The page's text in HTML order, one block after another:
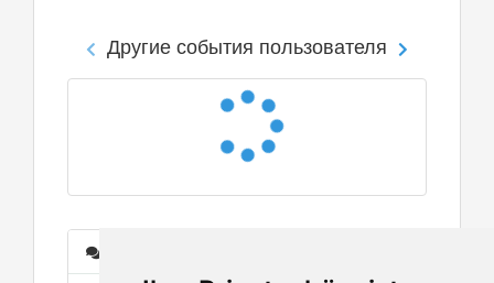
Другие события пользователя